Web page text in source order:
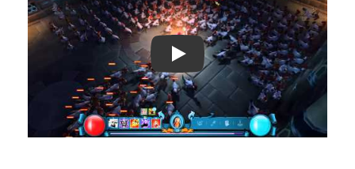
Play: Keynote (Google I/O '18)